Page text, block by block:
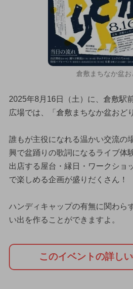
倉敷まちなか盆お
2025年8月16日（土）に、倉敷駅
広場では、「倉敷まちなか盆おど
誰もが主役になれる温かい交流の
興で盆踊りの歌詞になるライブ体
出店する屋台・縁日・ワークショ
で楽しめる企画が盛りだくさん！
ハンディキャップの有無に関わら
い出を作ることができますよ。
このイベントの詳し